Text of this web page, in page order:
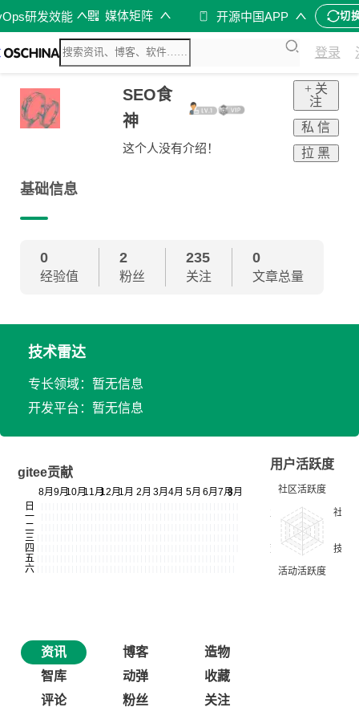
研发效能 媒体矩阵 开源中国APP 切
登录
SEO食
神
这个人没有介绍！
+ 关
注
私 信
拉 黑
基础信息
0
经验值
2
粉丝
235
关注
0
文章总量
技术雷达
专长领域：暂无信息
开发平台：暂无信息
gitee贡献
用户活跃度
资讯 博客
造物
智库
动弹
收藏
评论
粉丝 关注